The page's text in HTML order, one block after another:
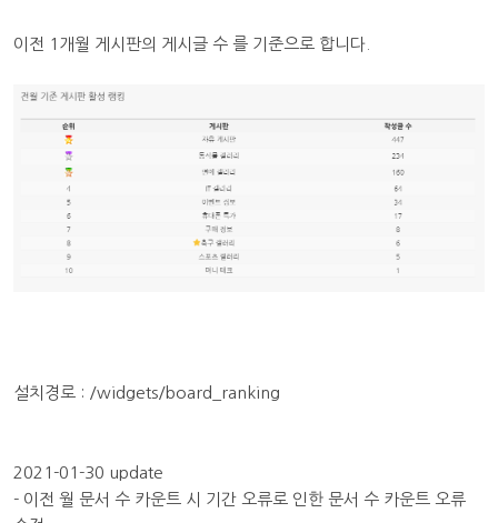
이전 1개월 게시판의 게시글 수 를 기준으로 합니다.
설치경로 : /widgets/board_ranking
2021-01-30 update
- 이전 월 문서 수 카운트 시 기간 오류로 인한 문서 수 카운트 오류